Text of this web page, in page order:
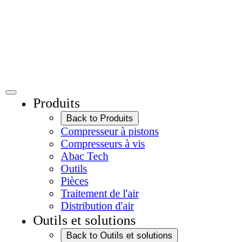
Produits
Back to Produits
Compresseur à pistons
Compresseurs à vis
Abac Tech
Outils
Pièces
Traitement de l'air
Distribution d'air
Outils et solutions
Back to Outils et solutions